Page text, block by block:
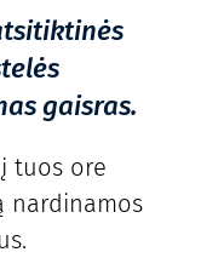
gaisras.
tuos ore
nardinamos